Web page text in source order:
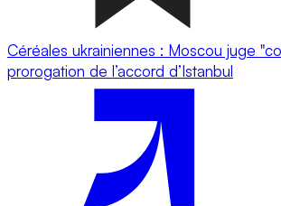
Céréales ukrainiennes : Moscou juge
prorogation de l’accord d’Istanbul